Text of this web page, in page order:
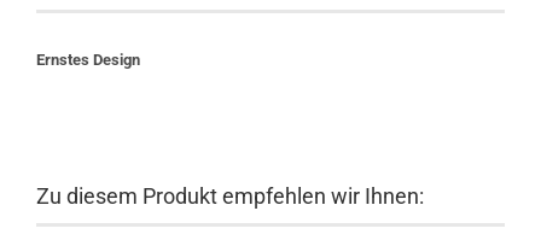
Ernstes Design
Zu diesem Produkt empfehlen wir Ihnen: